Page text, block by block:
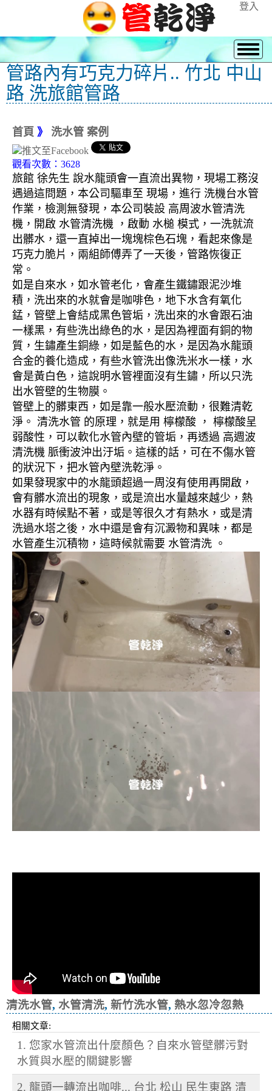
登入
管路內有巧克力碎片.. 竹北 中山
路 洗旅館管路
首頁 》 洗水管 案例
觀看次數：3628
旅館 徐先生 說水龍頭會一直流出異物，現場工務沒
遇過這問題，本公司驅車至 現場，進行 洗機台水管
作業，檢測無發現，本公司裝設 高周波水管清洗
機，開啟 水管清洗機 ，啟動 水槌 模式，一洗就流
出髒水，還一直掉出一塊塊棕色石塊，看起來像是
巧克力脆片，兩組師傅弄了一天後，管路恢復正
常。
如是自來水，如水管老化，會產生鐵鏽跟泥沙堆
積，洗出來的水就會是咖啡色，地下水含有氧化
錳，管壁上會結成黑色管垢，洗出來的水會跟石油
一樣黑，有些洗出綠色的水，是因為裡面有銅的物
質，生鏽產生銅綠，如是藍色的水，是因為水龍頭
合金的養化造成，有些水管洗出像洗米水一樣，水
會是黃白色，這說明水管裡面沒有生鏽，所以只洗
出水管壁的生物膜。
管壁上的髒東西，如是靠一般水壓流動，很難清乾
淨。 清洗水管 的原理，就是用 檸檬酸 ， 檸檬酸呈
弱酸性，可以軟化水管內壁的管垢，再透過 高週波
清洗機 脈衝波沖出汙垢。這樣的話，可在不傷水管
的狀況下，把水管內壁洗乾淨。
如果發現家中的水龍頭超過一周沒有使用再開啟，
會有髒水流出的現象，或是流出水量越來越少，熱
水器有時候點不著，或是等很久才有熱水，或是清
洗過水塔之後，水中還是會有沉澱物和異味，都是
水管產生沉積物，這時候就需要 水管清洗 。
清洗水管, 水管清洗, 新竹洗水管, 熱水忽冷忽熱
相關文章:
1. 您家水管流出什麼顏色？自來水管壁髒污對
水質與水壓的關鍵影響
2. 龍頭一轉流出咖啡... 台北 松山 民生東路 清